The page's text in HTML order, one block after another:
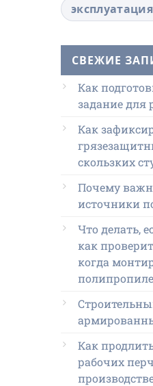
СВЕЖИЕ
Как
задание для
Как
скользких
Почему
источники
Что делать,
как
когда
Как
рабочих